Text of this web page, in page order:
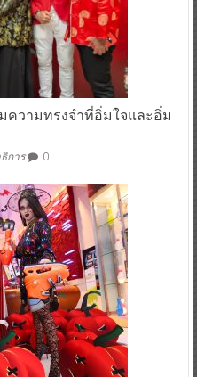
ความทรงจำที่อิ่มใจและอิ่ม
การ 0